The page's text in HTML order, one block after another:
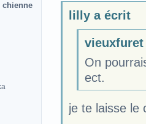
chienne
lilly a écrit
On
ect.
je te laisse le